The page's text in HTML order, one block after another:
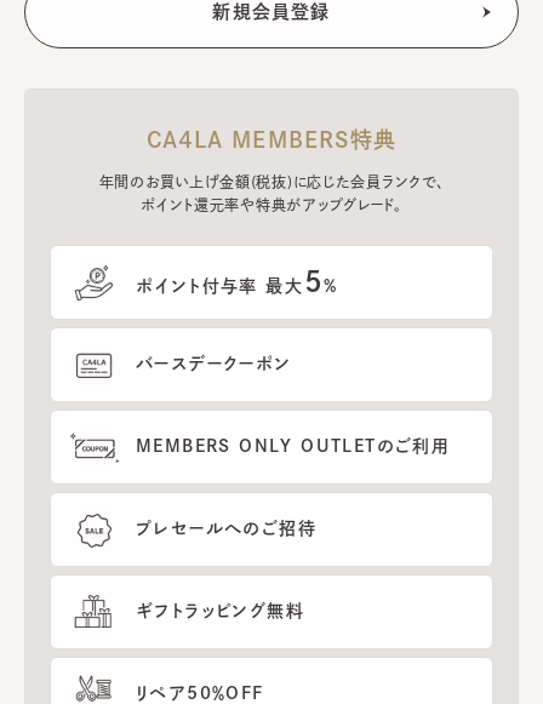
CA4LA MEMBERS特典
年間のお買い上げ金額(税抜)に応じた会員ランクで、
ポイント還元率や特典がアップグレード。
ポイント付与率 最大 5%
バースデークーポン
MEMBERS ONLY OUTLETのご利用
プレセールへのご招待
ギフトラッピング無料
リペア50％OFF